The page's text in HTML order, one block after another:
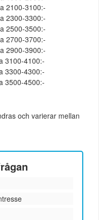
2100-3100:-
2300-3300:-
2500-3500:-
2700-3700:-
2900-3900:-
3100-4100:-
3300-4300:-
3500-4500:-
och varierar mellan